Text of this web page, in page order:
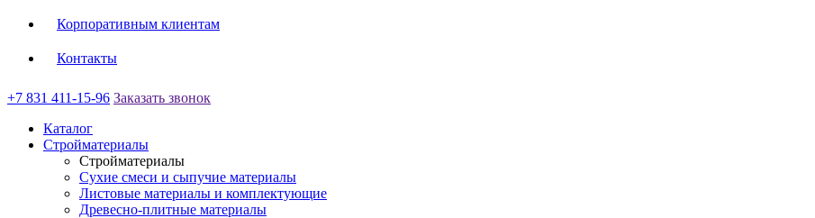
Корпоративным клиентам
Контакты
+7 831 411-15-96 Заказать звонок
Каталог
Стройматериалы
Стройматериалы
Сухие смеси и сыпучие материалы
Листовые материалы и комплектующие
Древесно-плитные материалы